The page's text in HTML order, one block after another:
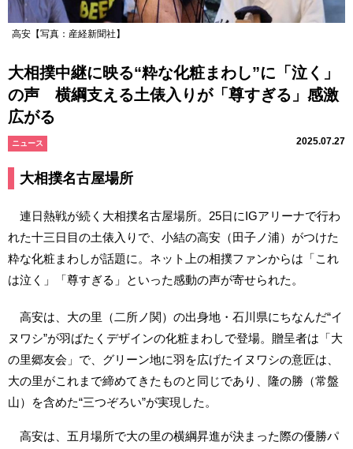
高安【写真：産経新聞社】
大相撲中継に映る“粋な化粧まわし”に「泣く」
の声 横綱支える土俵入りが「尊すぎる」感激
広がる
ニュース 2025.07.27
大相撲名古屋場所
連日熱戦が続く大相撲名古屋場所。25日にIGアリーナで行わ
れた十三日目の土俵入りで、小結の高安（田子ノ浦）がつけた
粋な化粧まわしが話題に。ネット上の相撲ファンからは「これ
は泣く」「尊すぎる」といった感動の声が寄せられた。
高安は、大の里（二所ノ関）の出身地・石川県にちなんだ“イ
ヌワシ”が羽ばたくデザインの化粧まわしで登場。贈呈者は「大
の里郷友会」で、グリーン地に羽を広げたイヌワシの意匠は、
大の里がこれまで締めてきたものと同じであり、隆の勝（常盤
山）を含めた“三つぞろい”が実現した。
高安は、五月場所で大の里の横綱昇進が決まった際の優勝パ